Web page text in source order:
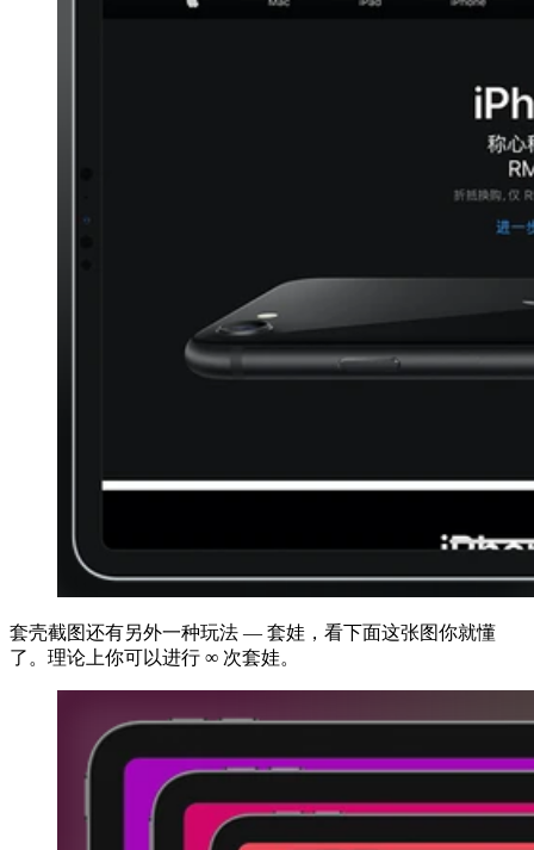
套壳截图还有另外一种玩法 — 套娃，看下面这张图你就懂
了。理论上你可以进行 ∞ 次套娃。